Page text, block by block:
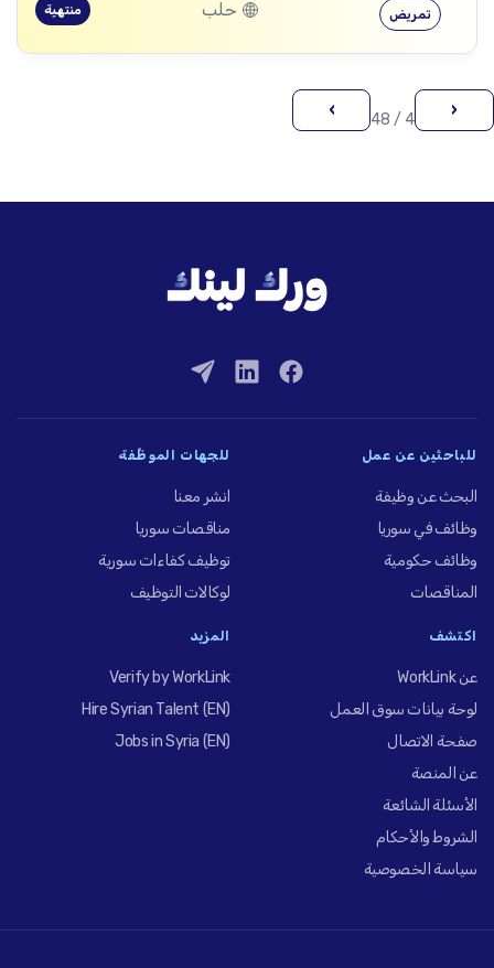
تمريض حلب منتهية
‹
4 / 48
›
للباحثين عن عمل
البحث عن وظيفة
وظائف في سوريا
وظائف حكومية
المناقصات
للجهات الموظِّفة
انشر معنا
مناقصات سوريا
توظيف كفاءات سورية
لوكالات التوظيف
اكتشف
عن WorkLink
لوحة بيانات سوق العمل
صفحة الاتصال
عن المنصة
الأسئلة الشائعة
الشروط والأحكام
سياسة الخصوصية
المزيد
Verify by WorkLink
Hire Syrian Talent (EN)
Jobs in Syria (EN)